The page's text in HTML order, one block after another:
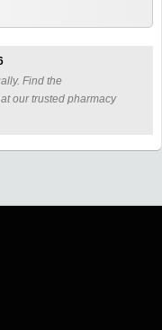
Find the
our trusted pharmacy